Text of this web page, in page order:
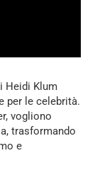
Heidi Klum
per le celebrità.
vogliono
trasformando
e